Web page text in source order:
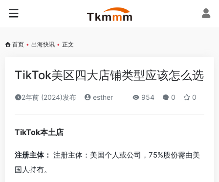
首页 • 出海快讯 • 正文
TikTok美区四大店铺类型应该怎么选
2年前 (2024)发布 esther 954 0 0
TikTok本土店
注册主体： 注册主体：美国个人或公司，75%股份需由美
国人持有。